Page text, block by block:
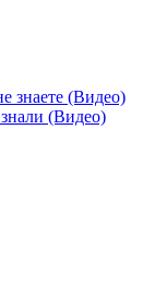
знаете (Видео)
(Видео)